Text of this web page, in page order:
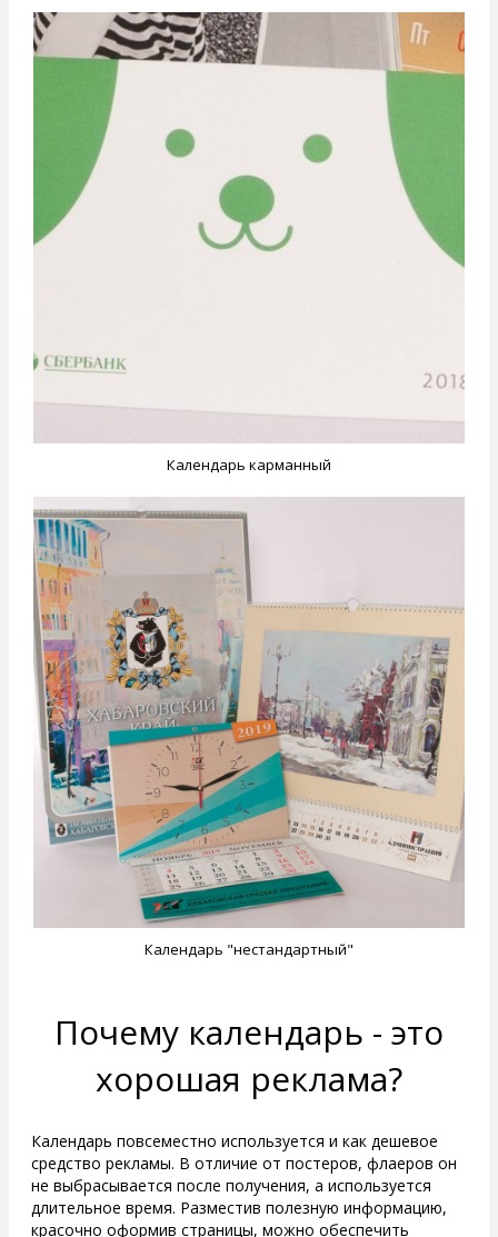
Календарь карманный
Календарь "нестандартный"
Почему календарь - это
хорошая реклама?
Календарь повсеместно используется и как дешевое
средство рекламы. В отличие от постеров, флаеров он
не выбрасывается после получения, а используется
длительное время. Разместив полезную информацию,
красочно оформив страницы, можно обеспечить